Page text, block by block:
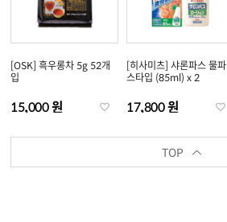
[OSK] 흑우롱차 5g 52개
입
15,000 원
[히사미츠] 샤론파스 물파
스타입 (85ml) x 2
17,800 원
TOP